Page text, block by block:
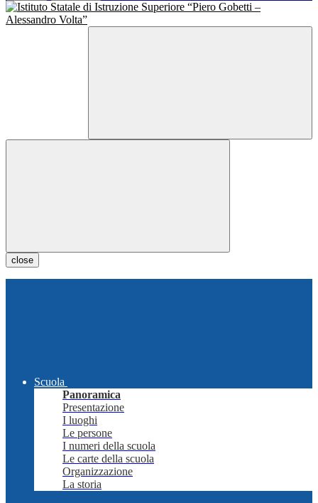
close
Scuola
Panoramica
Presentazione
I luoghi
Le persone
I numeri della scuola
Le carte della scuola
Organizzazione
La storia